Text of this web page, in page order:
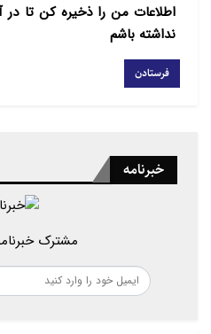
اطلاعات من را ذخیره کن تا در
نداشته باشم
خبرنامه
مشترک